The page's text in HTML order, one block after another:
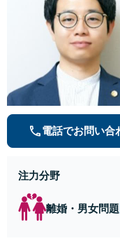
電話でお問い合
注力分野
離婚・男女問題